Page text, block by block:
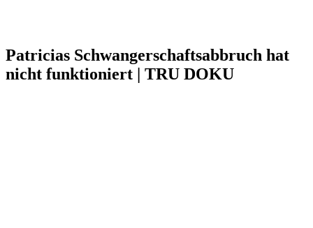
Patricias Schwangerschaftsabbruch hat
nicht funktioniert | TRU DOKU